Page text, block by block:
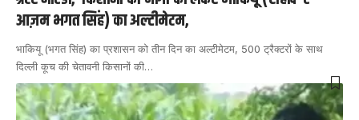
आज़म भगत सिंह) का अल्टीमेटम,
भाकियू (भगत सिंह) का प्रशासन को तीन दिन का अल्टीमेटम, 500 ट्रैक्टरों के साथ
दिल्ली कूच की चेतावनी किसानों की…